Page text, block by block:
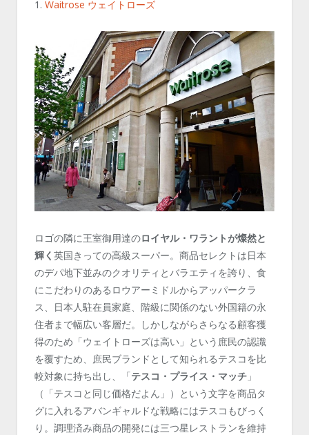
1. Waitrose ウェイトローズ
ロゴの隣に王室御用達のロイヤル・ワラントが燦然と
輝く 英国きっての高級スーパー。商品セレクトは日本
のデパ地下並みのクオリティとバラエティを誇り、食
にこだわりのあるロウアーミドルからアッパークラ
ス、日本人駐在員家庭、階級に関係のない外国籍の永
住者まで幅広い客層だ。しかしながらさらなる顧客獲
得のため「ウェイトローズは高い」という庶民の認識
を覆すため、庶民ブランドとして知られるテスコを比
較対象に持ち出し、「テスコ・プライス・マッチ 」
（「テスコと同じ価格だよん」）という文字を商品タ
グに入れるアバンギャルドな戦略にはテスコもびっく
り。調理済み商品の開発には三つ星レストランを維持